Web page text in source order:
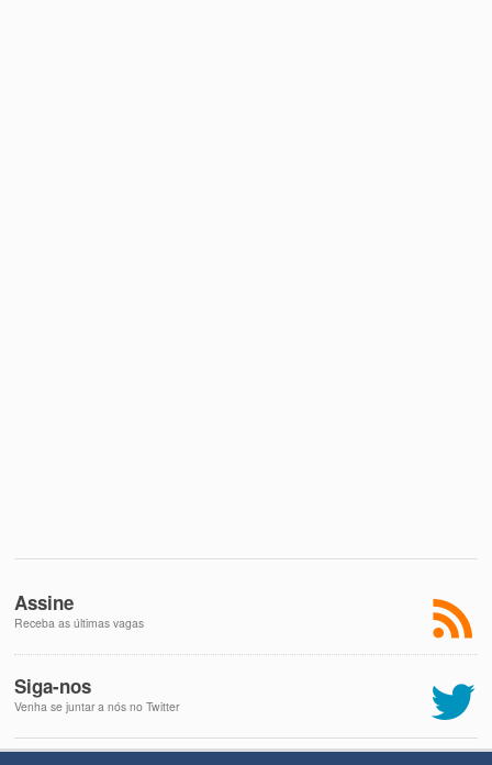
Assine
Receba as últimas vagas
Siga-nos
Venha se juntar a nós no Twitter